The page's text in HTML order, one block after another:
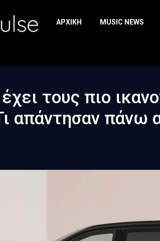
ΑΡΧΙΚΉ MUSIC NEWS
τους πιο
απάντησαν πάνω